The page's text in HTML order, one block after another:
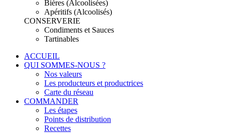
Bières (Alcoolisées)
Apéritifs (Alcoolisés)
CONSERVERIE
Condiments et Sauces
Tartinables
ACCUEIL
QUI SOMMES-NOUS ?
Nos valeurs
Les producteurs et productrices
Carte du réseau
COMMANDER
Les étapes
Points de distribution
Recettes